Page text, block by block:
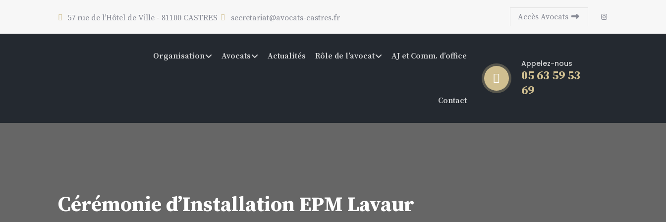
57 rue de l’Hôtel de Ville - 81100 CASTRES secretariat@avocats-castres.fr Accès Avocats
Organisation Avocats Actualités Rôle de l’avocat AJ et Comm. d’office
Contact
Appelez-nous
05 63 59 53
69
Cérémonie d’Installation EPM Lavaur